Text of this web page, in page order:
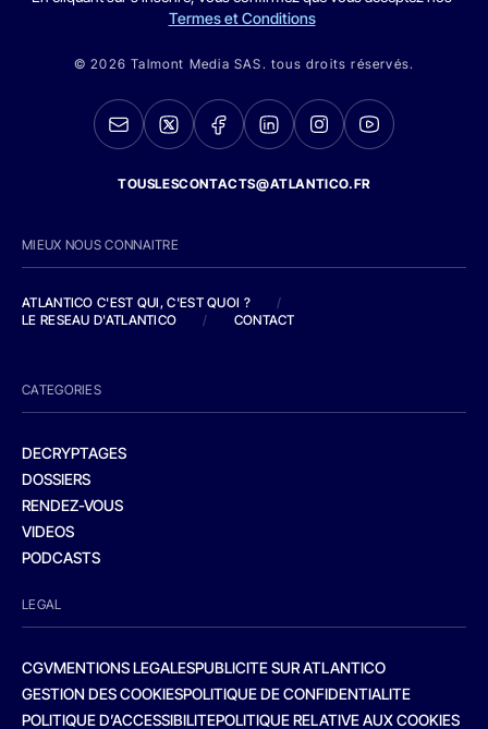
Termes et Conditions
© 2026 Talmont Media SAS. tous droits réservés.
TOUSLESCONTACTS@ATLANTICO.FR
MIEUX NOUS CONNAITRE
ATLANTICO C'EST QUI, C'EST QUOI ?
/
LE RESEAU D'ATLANTICO
/ CONTACT
CATEGORIES
DECRYPTAGES
DOSSIERS
RENDEZ-VOUS
VIDEOS
PODCASTS
LEGAL
CGVMENTIONS LEGALESPUBLICITE SUR ATLANTICO
GESTION DES COOKIESPOLITIQUE DE CONFIDENTIALITE
POLITIQUE D’ACCESSIBILITEPOLITIQUE RELATIVE AUX COOKIES